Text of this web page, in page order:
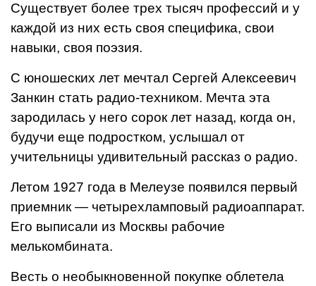
Существует более трех тысяч профессий и у
каждой из них есть своя специфика, свои
навыки, своя поэзия.
С юношеских лет мечтал Сергей Алексеевич
Занкин стать радио-техником. Мечта эта
зародилась у него сорок лет назад, когда он,
будучи еще подростком, услышал от
учительницы удивительный рассказ о радио.
Летом 1927 года в Мелеузе появился первый
приемник — четырехламповый радиоаппарат.
Его выписали из Москвы рабочие
мелькомбината.
Весть о необыкновенной покупке облетела